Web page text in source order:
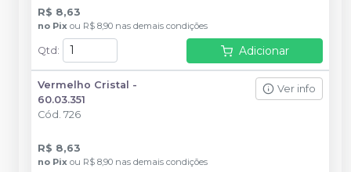
R$ 8,63
no Pix ou R$ 8,90 nas demais condições
Qtd : Adicionar
Vermelho Cristal -
60.03.351
Cód. 726
Ver info
R$ 8,63
no Pix ou R$ 8,90 nas demais condições